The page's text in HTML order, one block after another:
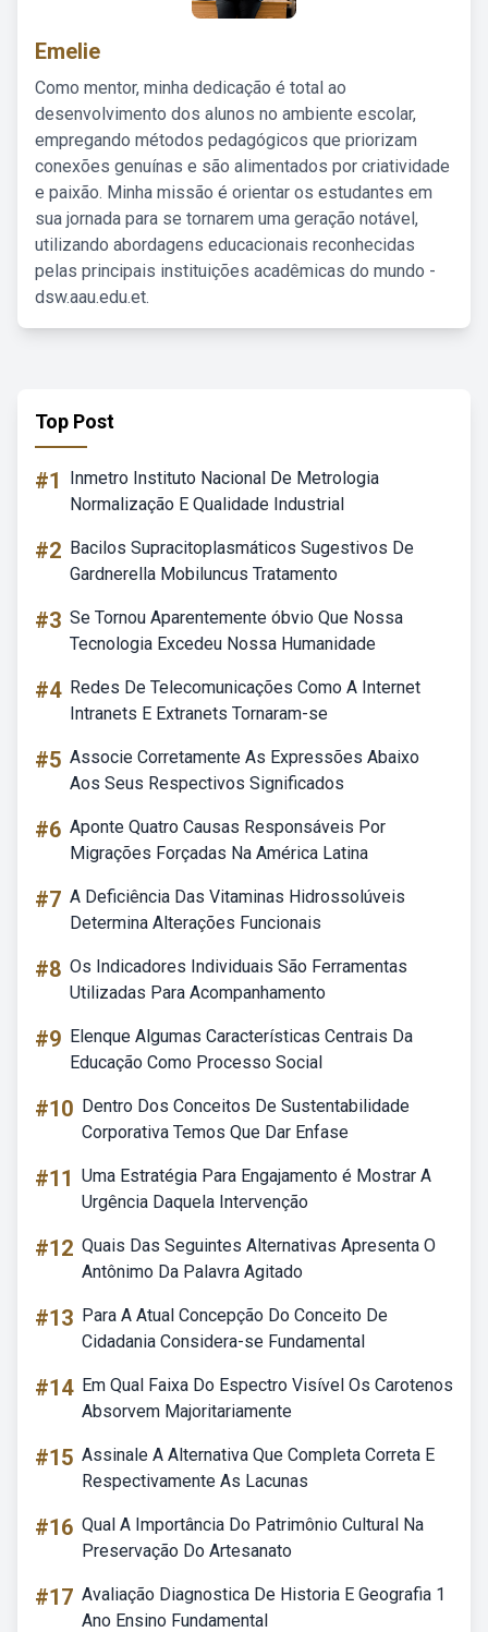
Emelie
Como mentor, minha dedicação é total ao
desenvolvimento dos alunos no ambiente escolar,
empregando métodos pedagógicos que priorizam
conexões genuínas e são alimentados por criatividade
e paixão. Minha missão é orientar os estudantes em
sua jornada para se tornarem uma geração notável,
utilizando abordagens educacionais reconhecidas
pelas principais instituições acadêmicas do mundo -
dsw.aau.edu.et.
Top Post
#1
Inmetro Instituto Nacional De Metrologia
Normalização E Qualidade Industrial
#2 Bacilos Supracitoplasmáticos Sugestivos De
Gardnerella Mobiluncus Tratamento
#3 Se Tornou Aparentemente óbvio Que Nossa
Tecnologia Excedeu Nossa Humanidade
#4 Redes De Telecomunicações Como A Internet
Intranets E Extranets Tornaram-se
#5 Associe Corretamente As Expressões Abaixo
Aos Seus Respectivos Significados
#6 Aponte Quatro Causas Responsáveis Por
Migrações Forçadas Na América Latina
#7 A Deficiência Das Vitaminas Hidrossolúveis
Determina Alterações Funcionais
#8 Os Indicadores Individuais São Ferramentas
Utilizadas Para Acompanhamento
#9 Elenque Algumas Características Centrais Da
Educação Como Processo Social
#10 Dentro Dos Conceitos De Sustentabilidade
Corporativa Temos Que Dar Enfase
#11 Uma Estratégia Para Engajamento é Mostrar A
Urgência Daquela Intervenção
#12 Quais Das Seguintes Alternativas Apresenta O
Antônimo Da Palavra Agitado
#13 Para A Atual Concepção Do Conceito De
Cidadania Considera-se Fundamental
#14 Em Qual Faixa Do Espectro Visível Os Carotenos
Absorvem Majoritariamente
#15 Assinale A Alternativa Que Completa Correta E
Respectivamente As Lacunas
#16 Qual A Importância Do Patrimônio Cultural Na
Preservação Do Artesanato
#17 Avaliação Diagnostica De Historia E Geografia 1
Ano Ensino Fundamental